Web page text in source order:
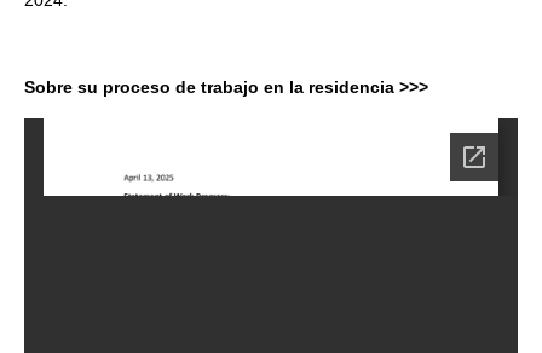
Sobre su proceso de trabajo en la residencia >>>